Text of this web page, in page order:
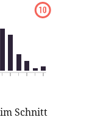
Schnitt